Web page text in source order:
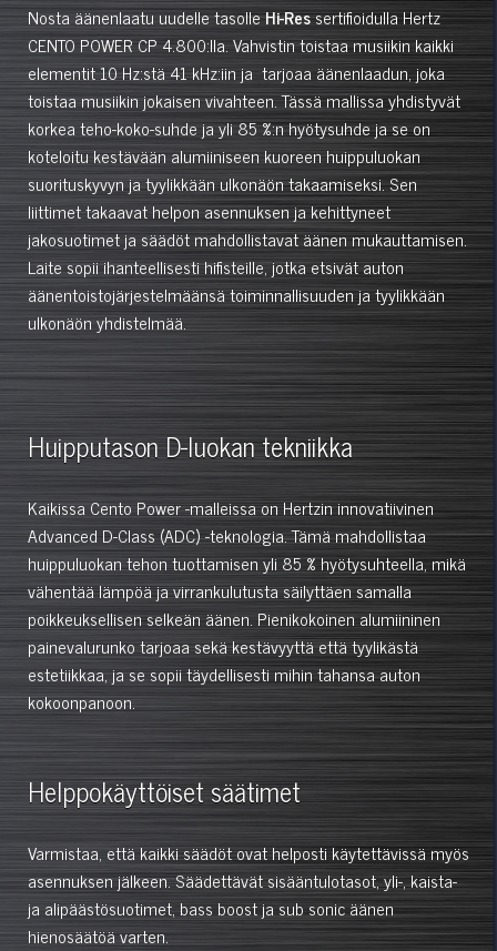
Nosta äänenlaatu uudelle tasolleHi-Ressertifioidulla Hertz
CENTO POWER CP 4.800:lla. Vahvistin toistaa musiikin kaikki
elementit 10 Hz:stä 41 kHz:iin ja tarjoaa äänenlaadun, joka
toistaa musiikin jokaisen vivahteen. Tässä mallissa yhdistyvät
korkea teho-koko-suhde ja yli 85 %:n hyötysuhde ja se on
koteloitu kestävään alumiiniseen kuoreen huippuluokan
suorituskyvyn ja tyylikkään ulkonäön takaamiseksi. Sen
liittimet takaavat helpon asennuksen ja kehittyneet
jakosuotimet ja säädöt mahdollistavat äänen mukauttamisen.
Laite sopii ihanteellisesti hifisteille, jotka etsivät auton
äänentoistojärjestelmäänsä toiminnallisuuden ja tyylikkään
ulkonäön yhdistelmää.
Huipputason D-luokan tekniikka
Kaikissa Cento Power -malleissa on Hertzin innovatiivinen
Advanced D-Class (ADC) -teknologia. Tämä mahdollistaa
huippuluokan tehon tuottamisen yli 85 % hyötysuhteella, mikä
vähentää lämpöä ja virrankulutusta säilyttäen samalla
poikkeuksellisen selkeän äänen. Pienikokoinen alumiininen
painevalurunko tarjoaa sekä kestävyyttä että tyylikästä
estetiikkaa, ja se sopii täydellisesti mihin tahansa auton
kokoonpanoon.
Helppokäyttöiset säätimet
Varmistaa, että kaikki säädöt ovat helposti käytettävissä myös
asennuksen jälkeen. Säädettävät sisääntulotasot, yli-, kaista-
ja alipäästösuotimet, bass boost ja sub sonic äänen
hienosäätöä varten.